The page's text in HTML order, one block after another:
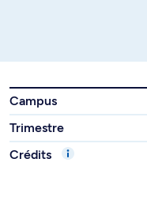
Campus
Trimestre
Crédits